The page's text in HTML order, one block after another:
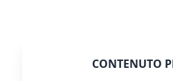
CONTENUTO